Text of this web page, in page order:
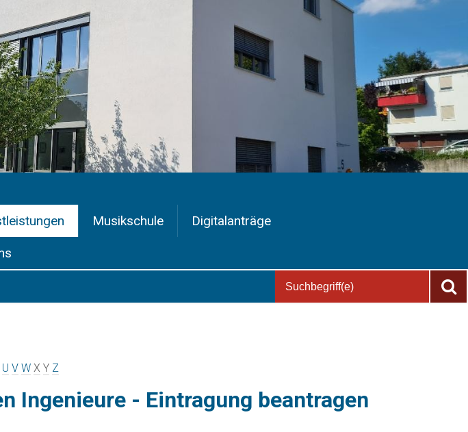
Musikschule Digitalanträge
U V W X Y Z
Ingenieure - Eintragung beantragen